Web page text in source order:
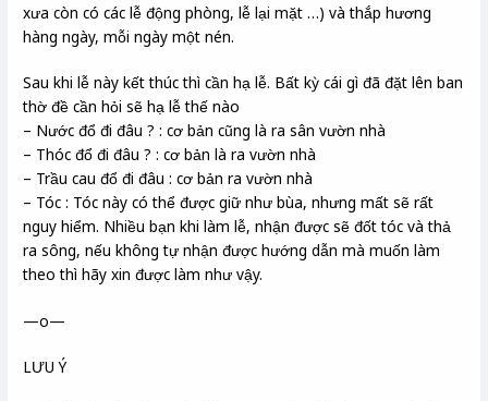
xưa còn có các lễ động phòng, lễ lại mặt …) và thắp hương
hàng ngày, mỗi ngày một nén.
Sau khi lễ này kết thúc thì cần hạ lễ. Bất kỳ cái gì đã đặt lên ban
thờ đề cần hỏi sẽ hạ lễ thế nào
– Nước đổ đi đâu ? : cơ bản cũng là ra sân vườn nhà
– Thóc đổ đi đâu ? : cơ bản là ra vườn nhà
– Trầu cau đổ đi đâu : cơ bản ra vườn nhà
– Tóc : Tóc này có thể được giữ như bùa, nhưng mất sẽ rất
nguy hiểm. Nhiều bạn khi làm lễ, nhận được sẽ đốt tóc và thả
ra sông, nếu không tự nhận được hướng dẫn mà muốn làm
theo thì hãy xin được làm như vậy.
—o—
LƯU Ý